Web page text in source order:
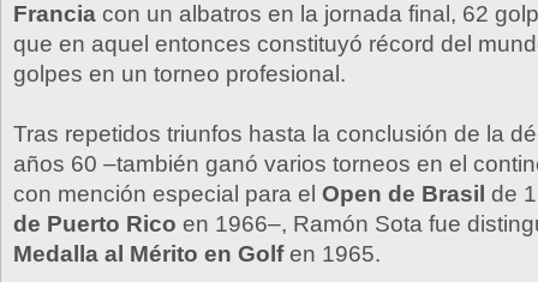
Francia con un albatros en la jornada final, 62
que en aquel entonces constituyó récord del
golpes en un torneo profesional.
Tras repetidos triunfos hasta la conclusión de la
años 60 –también ganó varios torneos en el
con mención especial para el Open de Brasil de
de Puerto Rico en 1966–, Ramón Sota fue
Medalla al Mérito en Golfen 1965.